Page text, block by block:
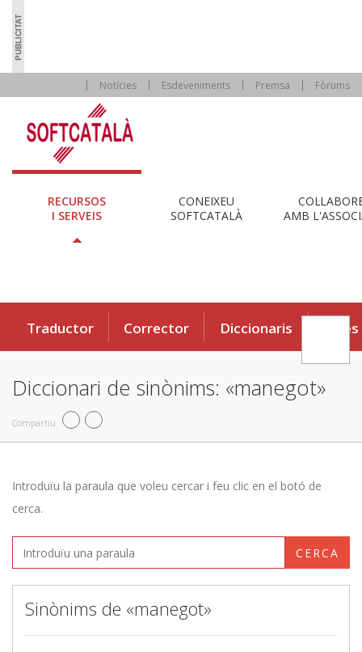
Notícies Esdeveniments Premsa Fòrums
RECURSOS
I SERVEIS
CONEIXEU
SOFTCATALÀ
AMB
Traductor Corrector Diccionaris Eines
Diccionari de sinònims: «manegot»
Compartiu
Introduïu la paraula que voleu cercar i feu clic en el botó de
cerca.
CERCA
Sinònims de «manegot»